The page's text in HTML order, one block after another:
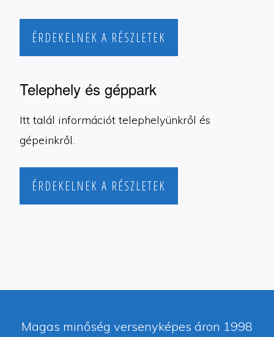
ÉRDEKELNEK A RÉSZLETEK
Telephely és géppark
Itt talál információt telephelyünkről és
gépeinkről.
ÉRDEKELNEK A RÉSZLETEK
Magas minőség versenyképes áron 1998